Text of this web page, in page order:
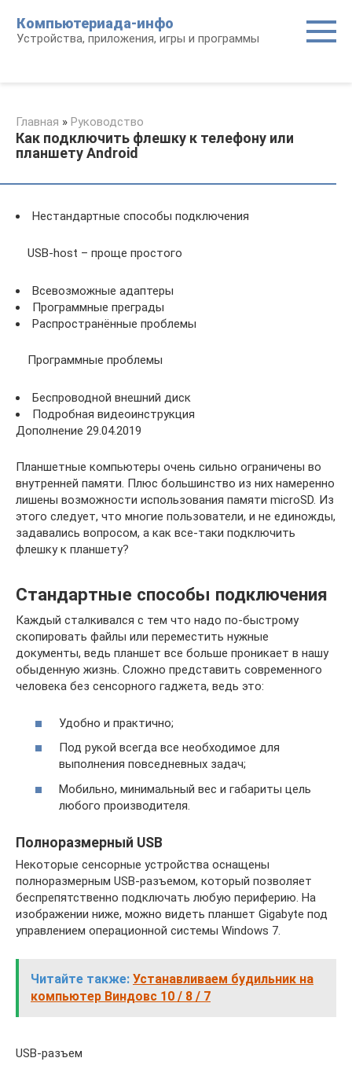
контенту
Компьютериада-инфо
Устройства, приложения, игры и программы
Главная » Руководство
Как подключить флешку к телефону или
планшету Android
Нестандартные способы подключения
USB-host – проще простого
Всевозможные адаптеры
Программные преграды
Распространённые проблемы
Программные проблемы
Беспроводной внешний диск
Подробная видеоинструкция
Дополнение 29.04.2019
Планшетные компьютеры очень сильно ограничены во
внутренней памяти. Плюс большинство из них намеренно
лишены возможности использования памяти microSD. Из
этого следует, что многие пользователи, и не единожды,
задавались вопросом, а как все-таки подключить
флешку к планшету?
Стандартные способы подключения
Каждый сталкивался с тем что надо по-быстрому
скопировать файлы или переместить нужные
документы, ведь планшет все больше проникает в нашу
обыденную жизнь. Сложно представить современного
человека без сенсорного гаджета, ведь это:
Удобно и практично;
Под рукой всегда все необходимое для
выполнения повседневных задач;
Мобильно, минимальный вес и габариты цель
любого производителя.
Полноразмерный USB
Некоторые сенсорные устройства оснащены
полноразмерным USB-разъемом, который позволяет
беспрепятственно подключать любую периферию. На
изображении ниже, можно видеть планшет Gigabyte под
управлением операционной системы Windows 7.
Читайте также: Устанавливаем будильник на
компьютер Виндовс 10 / 8 / 7
USB-разъем